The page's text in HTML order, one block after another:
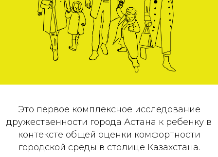
Это первое комплексное исследование
дружественности города Астана к ребенку в
контексте общей оценки комфортности
городской среды в столице Казахстана.